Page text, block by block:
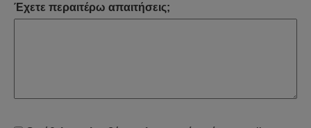
Έχετε περαιτέρω απαιτήσεις;